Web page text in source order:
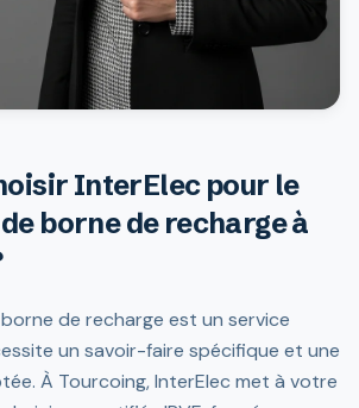
InterElec pour le
borne de recharge à
de recharge est un service
un savoir-faire spécifique et une
À Tourcoing, InterElec met à votre